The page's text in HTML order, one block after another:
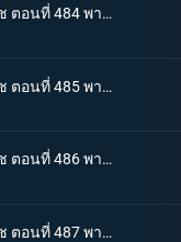
One piece วันพีช ตอนที่ 484 พากย์ไทย ศูนย์ใหญ่พินาศ! ความโกรธของหนวดขาวที่ไร้ซึ่งคำพูดใดๆ!
One piece วันพีช ตอนที่ 485 พากย์ไทย สะสางความแค้น หนวดขาว ปะทะ กลุ่มโจรสลัดหนวดดำ
One piece วันพีช ตอนที่ 486 พากย์ไทย โชว์เริ่มเปิดม่าน! แผนร้ายของหนวดดำที่ถูกเปิดเผย!
One piece วันพีช ตอนที่ 487 พากย์ไทย ทิฐิของอาคาอินุ! หมัดแม็กม่าที่พุ่งใส่ลูฟี่!